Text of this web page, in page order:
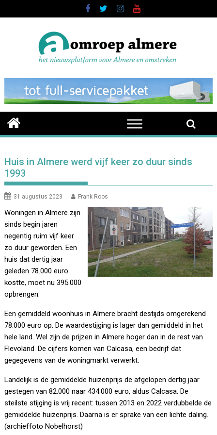
to
Huis in Almere werd vijf keer zo duur sinds
1993
31 augustus 2023 Frank Roos
Woningen in Almere zijn
sinds begin jaren
negentig ruim vijf keer
zo duur geworden. Een
huis dat dertig jaar
geleden 78.000 euro
kostte, moet nu 395.000
opbrengen.
Een gemiddeld woonhuis in Almere bracht destijds omgerekend
78.000 euro op. De waardestijging is lager dan gemiddeld in het
hele land. Wel zijn de prijzen in Almere hoger dan in de rest van
Flevoland. De cijfers komen van Calcasa, een bedrijf dat
gegegevens van de woningmarkt verwerkt.
Landelijk is de gemiddelde huizenprijs de afgelopen dertig jaar
gestegen van 82.000 naar 434.000 euro, aldus Calcasa. De
steilste stijging is vrij recent: tussen 2013 en 2022 verdubbelde de
gemiddelde huizenprijs. Daarna is er sprake van een lichte daling.
(archieffoto Nobelhorst)